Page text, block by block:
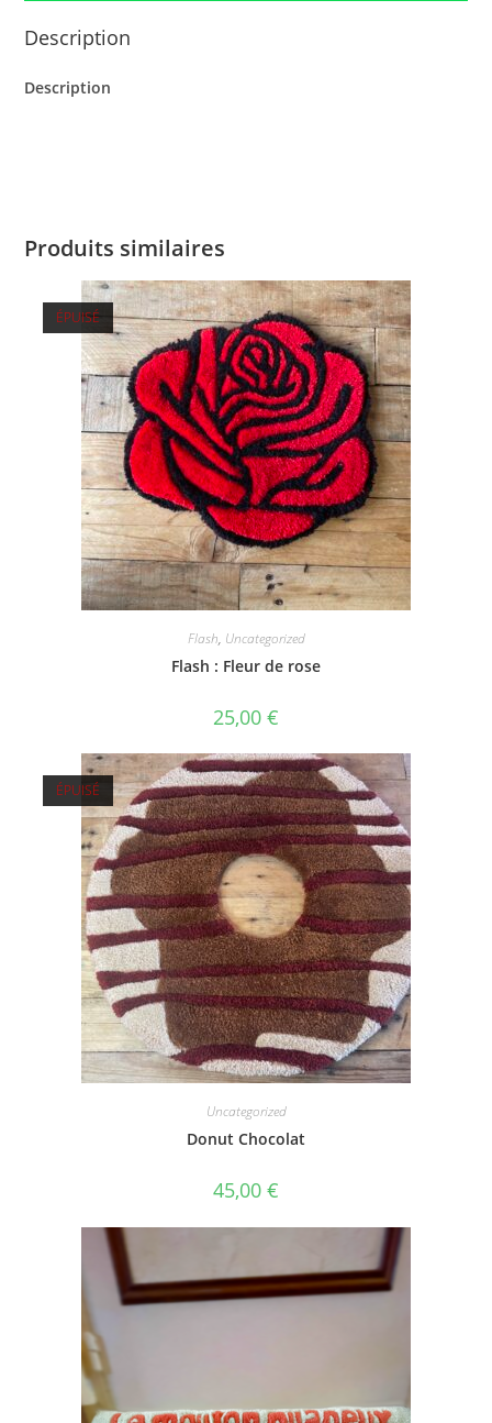
Description
Description
Produits similaires
ÉPUISÉ
Flash, Uncategorized
Flash : Fleur de rose
25,00 €
ÉPUISÉ
Uncategorized
Donut Chocolat
45,00 €